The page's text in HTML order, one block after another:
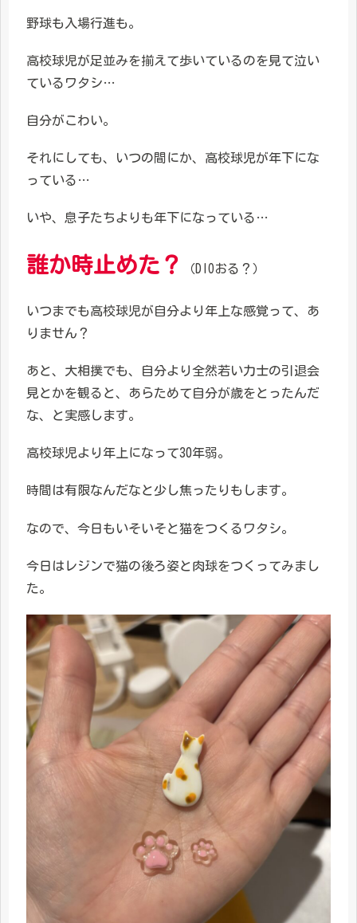
野球も入場行進も。
高校球児が足並みを揃えて歩いているのを見て泣い
ているワタシ…
自分がこわい。
それにしても、いつの間にか、高校球児が年下にな
っている…
いや、息子たちよりも年下になっている…
誰か時止めた？ （DIOおる？）
いつまでも高校球児が自分より年上な感覚って、あ
りません？
あと、大相撲でも、自分より全然若い力士の引退会
見とかを観ると、あらためて自分が歳をとったんだ
な、と実感します。
高校球児より年上になって30年弱。
時間は有限なんだなと少し焦ったりもします。
なので、今日もいそいそと猫をつくるワタシ。
今日はレジンで猫の後ろ姿と肉球をつくってみまし
た。